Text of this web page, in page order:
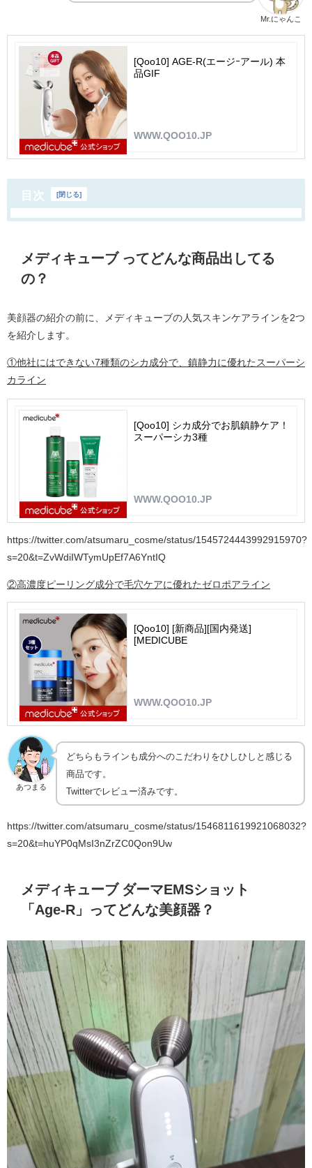
Mr.にゃんこ
[Qoo10] AGE-R(エージｰアール) 本
品GIF
WWW.QOO10.JP
目次 [閉じる]
メディキューブ ってどんな商品出してる
の？
美顔器の紹介の前に、メディキューブの人気スキンケアラインを2つ
を紹介します。
①他社にはできない7種類のシカ成分で、鎮静力に優れたスーパーシ
カライン
[Qoo10] シカ成分でお肌鎮静ケア！
スーパーシカ3種
WWW.QOO10.JP
https://twitter.com/atsumaru_cosme/status/1545724443992915970?
s=20&t=ZvWdiIWTymUpEf7A6YntIQ
②高濃度ピーリング成分で毛穴ケアに優れたゼロポアライン
[Qoo10] [新商品][国内発送]
[MEDICUBE
WWW.QOO10.JP
あつまる
どちらもラインも成分へのこだわりをひしひしと感じる
商品です。
Twitterでレビュー済みです。
https://twitter.com/atsumaru_cosme/status/1546811619921068032?
s=20&t=huYP0qMsI3nZrZC0Qon9Uw
メディキューブ ダーマEMSショット
「Age-R」ってどんな美顔器？